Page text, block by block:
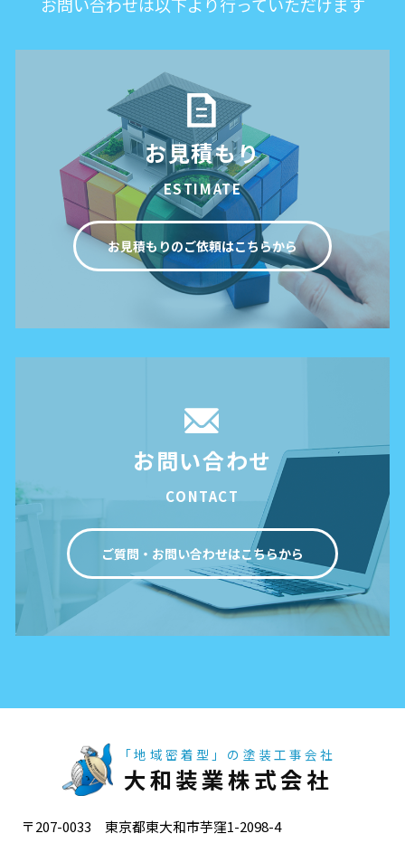
お見積もり
ESTIMATE
お見積もりのご依頼はこちらから
お問い合わせ
CONTACT
ご質問・お問い合わせはこちらから
「地域密着型」の塗装工事会社
大和装業株式会社
〒207-0033 東京都東大和市芋窪1-2098-4